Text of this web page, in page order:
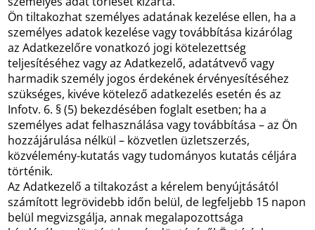
Ön tiltakozhat személyes adatának kezelése ellen, ha a
személyes adatok kezelése vagy továbbítása kizárólag
az Adatkezelőre vonatkozó jogi kötelezettség
teljesítéséhez vagy az Adatkezelő, adatátvevő vagy
harmadik személy jogos érdekének érvényesítéséhez
szükséges, kivéve kötelező adatkezelés esetén és az
Infotv. 6. § (5) bekezdésében foglalt esetben; ha a
személyes adat felhasználása vagy továbbítása – az Ön
hozzájárulása nélkül – közvetlen üzletszerzés,
közvélemény-kutatás vagy tudományos kutatás céljára
történik.
Az Adatkezelő a tiltakozást a kérelem benyújtásától
számított legrövidebb időn belül, de legfeljebb 15 napon
belül megvizsgálja, annak megalapozottsága